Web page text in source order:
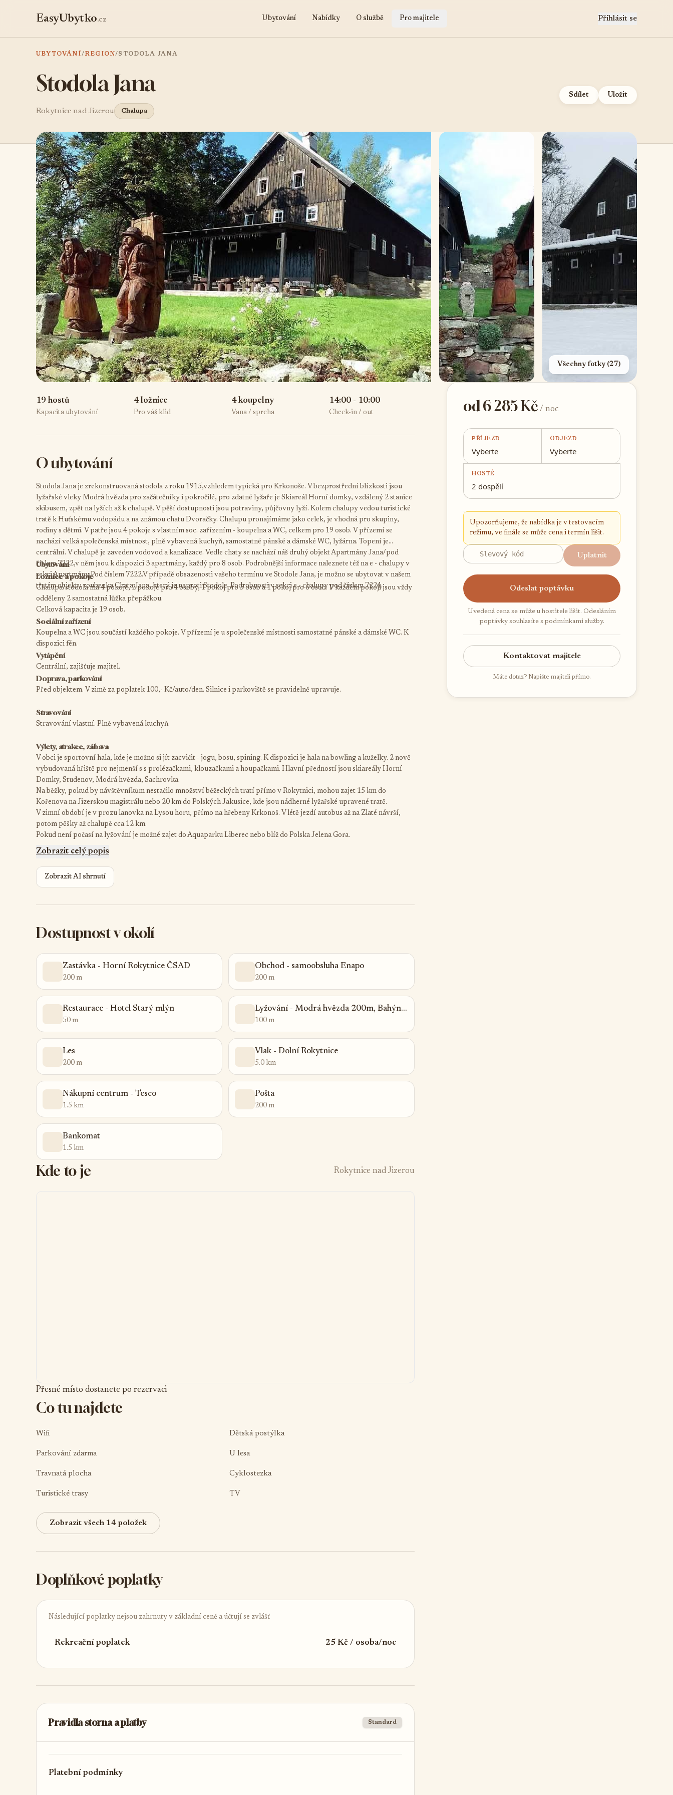
EasyUbytko.cz Ubytování Nabídky O službě Pro majitele Přihlásit se
UBYTOVÁNÍ/REGION/STODOLA JANA
Stodola Jana
Rokytnice nad Jizerou Chalupa
Sdílet Uložit
Všechny fotky (27)
19 hostů
Kapacita ubytování
4 ložnice
Pro váš klid
4 koupelny
Vana / sprcha
14:00 - 10:00
Check-in / out
O ubytování
Stodola Jana je zrekonstruovaná stodola z roku 1915,vzhledem typická pro Krkonoše. V bezprostřední blízkosti jsou
lyžařské vleky Modrá hvězda pro začátečníky i pokročilé, pro zdatné lyžaře je Skiareál Horní domky, vzdálený 2 stanice
skibusem, zpět na lyžích až k chalupě. V pěší dostupnosti jsou potraviny, půjčovny lyží. Kolem chalupy vedou turistické
tratě k Huťskému vodopádu a na známou chatu Dvoračky. Chalupu pronajímáme jako celek, je vhodná pro skupiny,
rodiny s dětmi. V patře jsou 4 pokoje s vlastním soc. zařízením - koupelna a WC, celkem pro 19 osob. V přízemí se
nachází velká společenská místnost, plně vybavená kuchyň, samostatné pánské a dámské WC, lyžárna. Topení je
centrální. V chalupě je zaveden vodovod a kanalizace. Vedle chaty se nachází náš druhý objekt Apartmány Jana/pod
číslem 7222,v něm jsou k dispozici 3 apartmány, každý pro 8 osob. Podrobnější informace naleznete též na e - chalupy v
sekci Apartmány Pod číslem 7222.V případě obsazenosti vašeho termínu ve Stodole Jana, je možno se ubytovat v našem
třetím objektu roubenka Chata Jana, který je naproti Stodole. Podrobnosti v sekci e - chalupy pod číslem 7224.
Ubytování
Ložnice a pokoje
Chalupa/stodola má 4 pokoje, 2 pokoje pro 4 osoby, 1 pokoj pro 5 osob a 1 pokoj pro 6 osob. V každém pokoji jsou vždy
odděleny 2 samostatná lůžka přepážkou.
Celková kapacita je 19 osob.
Sociální zařízení
Koupelna a WC jsou součástí každého pokoje. V přízemí je u společenské místnosti samostatné pánské a dámské WC. K
dispozici fén.
Vytápění
Centrální, zajišťuje majitel.
Doprava, parkování
Před objektem. V zimě za poplatek 100,- Kč/auto/den. Silnice i parkoviště se pravidelně upravuje.
Stravování
Stravování vlastní. Plně vybavená kuchyň.
Výlety, atrakce, zábava
V obci je sportovní hala, kde je možno si jít zacvičit - jogu, bosu, spining. K dispozici je hala na bowling a kuželky. 2 nově
vybudovaná hřiště pro nejmenší s s prolézačkami, klouzačkami a houpačkami. Hlavní předností jsou skiareály Horní
Domky, Studenov, Modrá hvězda, Sachrovka.
Na běžky, pokud by návštěvníkům nestačilo množství běžeckých tratí přímo v Rokytnici, mohou zajet 15 km do
Kořenova na Jizerskou magistrálu nebo 20 km do Polských Jakusice, kde jsou nádherné lyžařské upravené tratě.
V zimní období je v prozu lanovka na Lysou horu, přímo na hřebeny Krkonoš. V létě jezdí autobus až na Zlaté návrší,
potom pěšky až chalupě cca 12 km.
Pokud není počasí na lyžování je možné zajet do Aquaparku Liberec nebo blíž do Polska Jelena Gora.
Zobrazit celý popis
Zobrazit AI shrnutí
Dostupnost v okolí
Zastávka - Horní Rokytnice ČSAD
200 m
Obchod - samoobsluha Enapo
200 m
Restaurace - Hotel Starý mlýn
50 m
Lyžování - Modrá hvězda 200m, Bahýnka 100m, Studenov 1km, Horní domky 2 st.skibusem domky
100 m
Les
200 m
Vlak - Dolní Rokytnice
5.0 km
Nákupní centrum - Tesco
1.5 km
Pošta
200 m
Bankomat
1.5 km
Kde to je Rokytnice nad Jizerou
Přesné místo dostanete po rezervaci
Co tu najdete
Wifi Dětská postýlka
Parkování zdarma U lesa
Travnatá plocha Cyklostezka
Turistické trasy TV
Zobrazit všech 14 položek
Doplňkové poplatky
Následující poplatky nejsou zahrnuty v základní ceně a účtují se zvlášť
Rekreační poplatek 25 Kč / osoba/noc
Pravidla storna a platby Standard
Platební podmínky
od 6 285 Kč/ noc
PŘÍJEZD
Vyberte
ODJEZD
Vyberte
HOSTÉ
2 dospělí
Upozorňujeme, že nabídka je v testovacím
režimu, ve finále se může cena i termín lišit.
Uplatnit
Odeslat poptávku
Uvedená cena se může u hostitele lišit. Odesláním
poptávky souhlasíte s podmínkami služby.
Kontaktovat majitele
Máte dotaz? Napište majiteli přímo.